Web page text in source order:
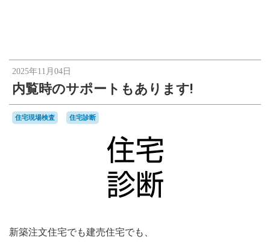
2025年11月04日
内覧時のサポートもあります!
住宅現場検査 住宅診断
新築注文住宅でも建売住宅でも、